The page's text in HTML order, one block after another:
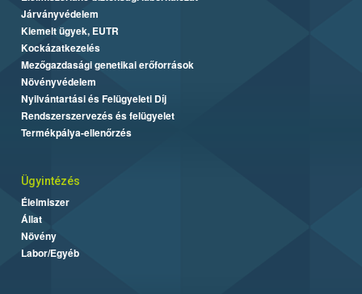
Járványvédelem
Kiemelt ügyek, EUTR
Kockázatkezelés
Mezőgazdasági genetikai erőforrások
Növényvédelem
Nyilvántartási és Felügyeleti Díj
Rendszerszervezés és felügyelet
Termékpálya-ellenőrzés
Ügyintézés
Élelmiszer
Állat
Növény
Labor/Egyéb